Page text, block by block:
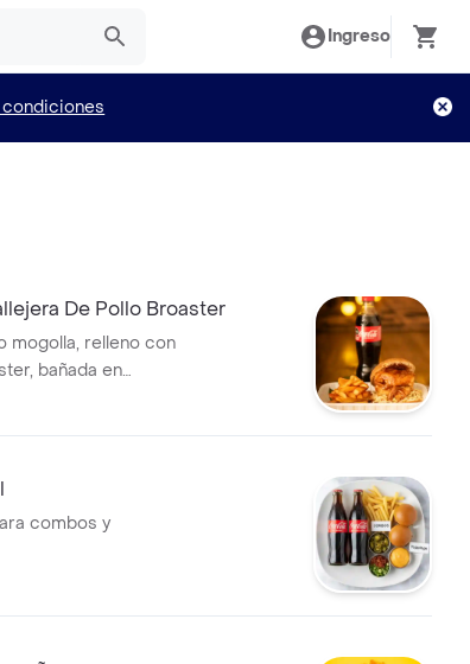
Ingreso
De Pollo Broaster
mogolla, relleno con
bañada en
sobre una
Pura crocancia
combos y